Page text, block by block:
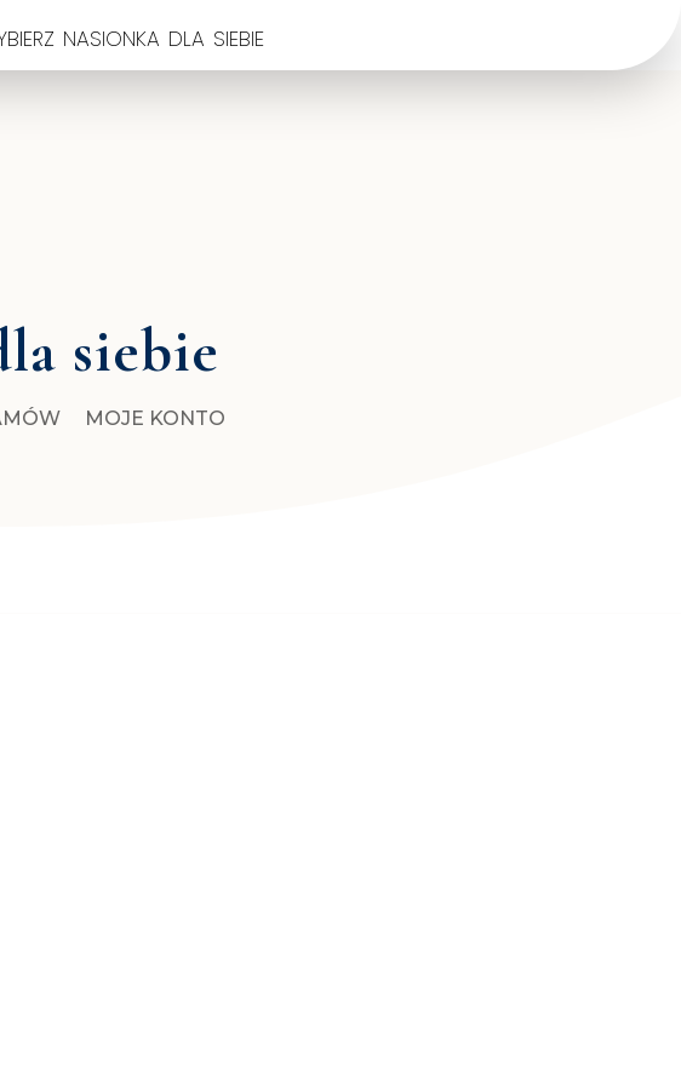
nasionka dla siebie
siebie
MOJE KONTO